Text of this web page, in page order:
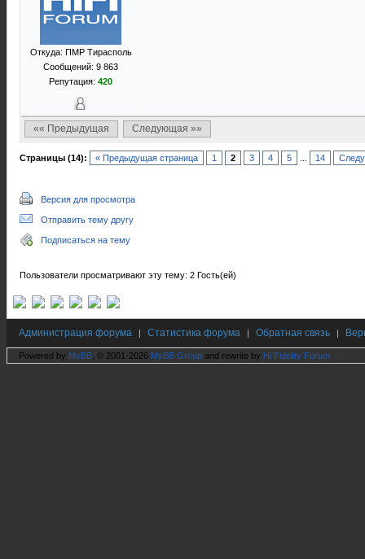
Откуда: ПМР Тирасполь
Сообщений: 9 863
Репутация: 420
«« Предыдущая Следующая »»
Страницы (14): « Предыдущая страница 1 2 3 4 5 14
Версия для просмотра
Отправить тему другу
Подписаться на тему
Пользователи просматривают эту тему: 2 Гость(ей)
Администрация форума | Статистика форума | Обратная связь |
Powered by MyBB , © 2001-2026 MyBB Group and rewrite by Hi Fidelity Forum